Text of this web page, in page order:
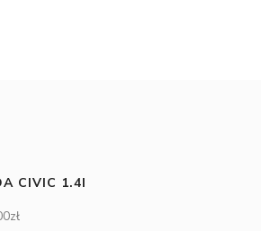
CIVIC 1.4I
zł